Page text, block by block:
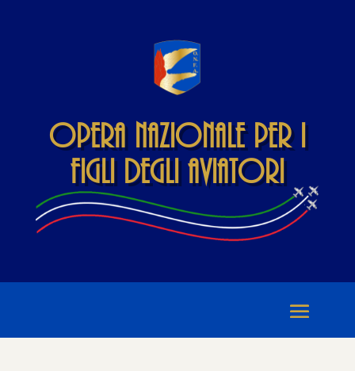
Opera Nazionale per i
Figli degli Aviatori